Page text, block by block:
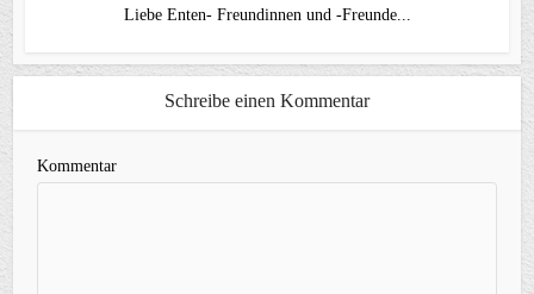
Liebe Enten- Freundinnen und -Freunde...
Schreibe einen Kommentar
Kommentar